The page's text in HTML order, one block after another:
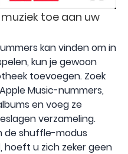
toe aan uw
kan vinden om in
kun je gewoon
toevoegen. Zoek
Music-nummers,
en voeg ze
verzameling.
de shuffle-modus
hoeft u zich zeker geen